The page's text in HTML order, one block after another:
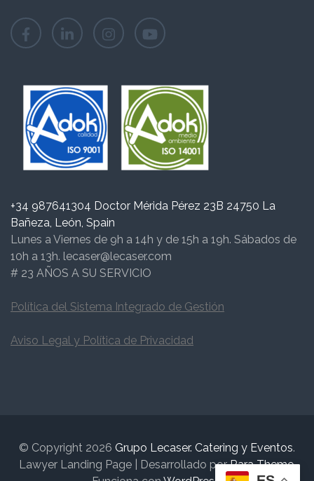
+34 987641304 Doctor Mérida Pérez 23B 24750 La
Bañeza, León, Spain
Lunes a Viernes de 9h a 14h y de 15h a 19h. Sábados de
10h a 13h. lecaser@lecaser.com
# 23 AÑOS A SU SERVICIO
Política del Sistema Integrado de Gestión
Aviso Legal y Política de Privacidad
© Copyright 2026 Grupo Lecaser. Catering y Eventos.
Lawyer Landing Page | Desarrollado porRara Theme.